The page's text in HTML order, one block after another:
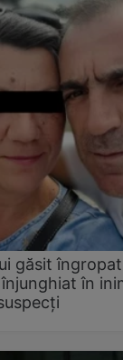
găsit
în